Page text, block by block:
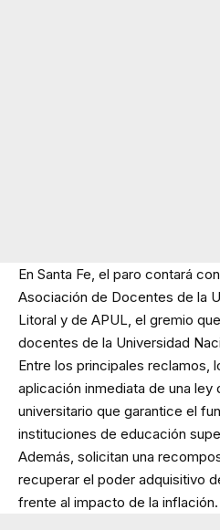
En Santa Fe, el paro contará
Asociación de Docentes de la
Litoral y de APUL, el gremio
docentes de la Universidad
Entre los principales reclamos,
aplicación inmediata de una ley
universitario que garantice el
instituciones de educación
Además, solicitan una
recuperar el poder adquisitivo
frente al impacto de la inflación.